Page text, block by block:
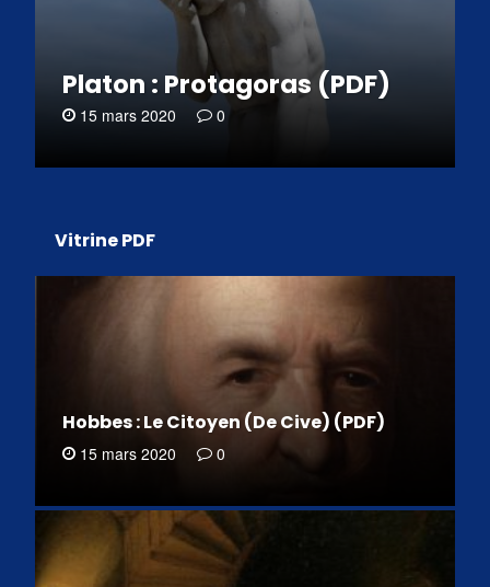
Platon : Protagoras (PDF)
15 mars 2020 0
Vitrine PDF
Hobbes : Le Citoyen (De Cive) (PDF)
15 mars 2020 0